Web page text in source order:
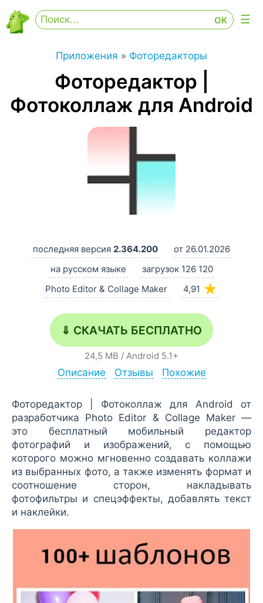
Приложения » Фоторедакторы
Фоторедактор |
Фотоколлаж для Android
последняя версия 2.364.200
от 26.01.2026
на русском языке
загрузок 126 120
Photo Editor & Collage Maker
4,91 ★
⇓ СКАЧАТЬ БЕСПЛАТНО
24,5 MB / Android 5.1+
Описание Отзывы Похожие
Фоторедактор | Фотоколлаж для Android от
разработчика Photo Editor & Collage Maker —
это бесплатный мобильный редактор
фотографий и изображений, с помощью
которого можно мгновенно создавать коллажи
из выбранных фото, а также изменять формат и
соотношение сторон, накладывать
фотофильтры и спецэффекты, добавлять текст
и наклейки.